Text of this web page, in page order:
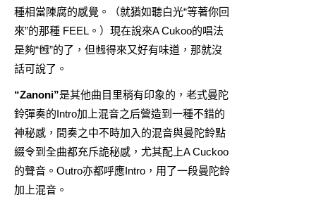
種相當陳腐的感覺。（就猶如聽白光“等著你回
來”的那種 FEEL。）現在說來A Cukoo的唱法
是夠“乸”的了，但乸得來又好有味道，那就沒
話可說了。
“Zanoni”是其他曲目里稍有印象的，老式曼陀
鈴彈奏的Intro加上混音之后營造到一種不錯的
神秘感，間奏之中不時加入的混音與曼陀鈴點
綴令到全曲都充斥詭秘感，尤其配上A Cuckoo
的聲音。Outro亦都呼應Intro，用了一段曼陀鈴
加上混音。